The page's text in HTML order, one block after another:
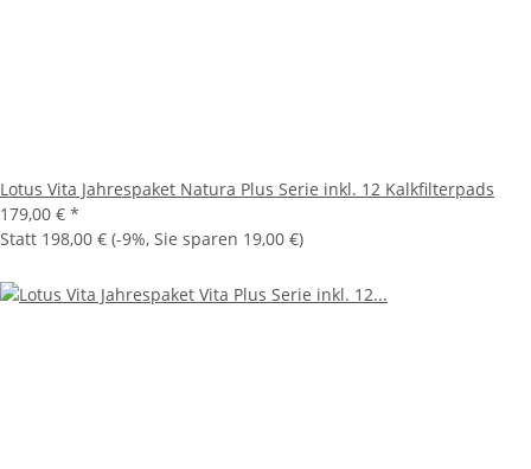
Lotus Vita Jahrespaket Natura Plus Serie inkl. 12 Kalkfilterpads
179,00 € *
Statt 198,00 € (-9%, Sie sparen 19,00 €)